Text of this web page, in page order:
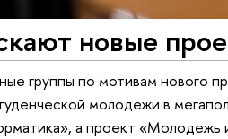
новые
группы по мотивам нового
молодежи в
а проект «Молодежь